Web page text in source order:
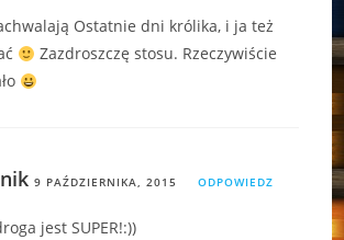
Ostatnie dni królika, i ja też
Zazdroszczę stosu. Rzeczywiście
9 PAŹDZIERNIKA, 2015 ODPOWIEDZ
jest SUPER!:))